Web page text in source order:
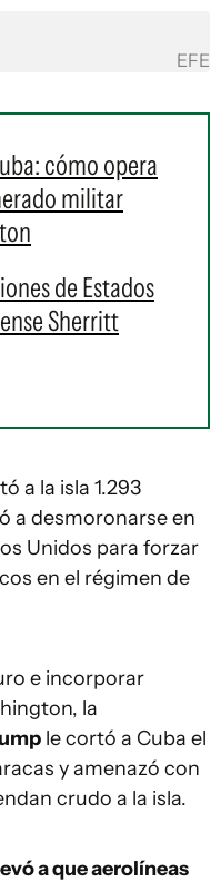
EFE
cómo opera
militar
de Estados
Sherritt
a la isla 1.293
a desmoronarse en
Unidos para forzar
en el régimen de
e incorporar
la
le cortó a Cuba el
y amenazó con
crudo a la isla.
a que aerolíneas